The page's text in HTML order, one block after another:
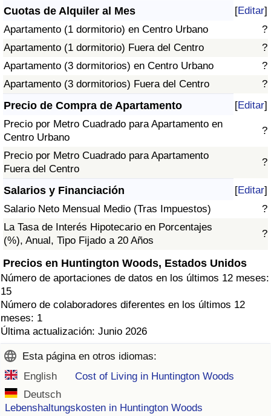
Cuotas de Alquiler al Mes [Editar]
Apartamento (1 dormitorio) en Centro Urbano
?
Apartamento (1 dormitorio) Fuera del Centro
?
Apartamento (3 dormitorios) en Centro Urbano
?
Apartamento (3 dormitorios) Fuera del Centro
?
Precio de Compra de Apartamento [Editar]
Precio por Metro Cuadrado para Apartamento en
Centro Urbano
?
Precio por Metro Cuadrado para Apartamento
Fuera del Centro
?
Salarios y Financiación [Editar]
Salario Neto Mensual Medio (Tras Impuestos)
?
La Tasa de Interés Hipotecario en Porcentajes
(%), Anual, Tipo Fijado a 20 Años
?
Precios en Huntington Woods, Estados Unidos
Número de aportaciones de datos en los últimos 12 meses:
15
Número de colaboradores diferentes en los últimos 12
meses: 1
Última actualización: Junio 2026
Esta página en otros idiomas:
English
Cost of Living in Huntington Woods
Deutsch
Lebenshaltungskosten in Huntington Woods